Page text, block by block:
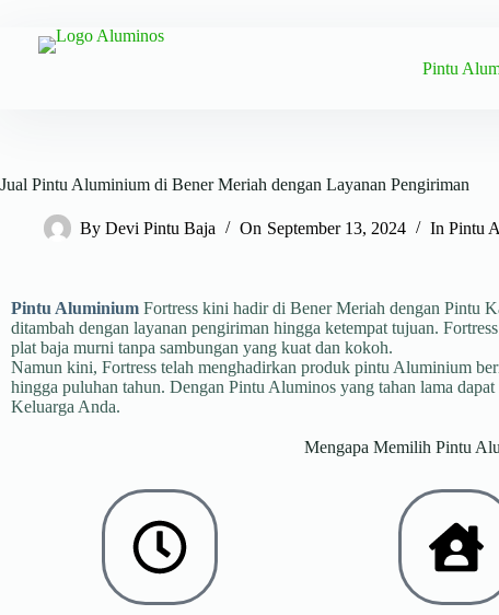
Pintu
Jual Pintu Aluminium di Bener Meriah dengan Layanan Pengiriman
By Devi Pintu Baja On September 13, 2024 In Pintu
Pintu Aluminium Fortress kini hadir di Bener Meriah dengan Pintu
ditambah dengan layanan pengiriman hingga ketempat tujuan.
plat baja murni tanpa sambungan yang kuat dan kokoh.
Namun kini, Fortress telah menghadirkan produk pintu Aluminium
hingga puluhan tahun. Dengan Pintu Aluminos yang tahan lama
Keluarga Anda.
Mengapa Memilih Pintu